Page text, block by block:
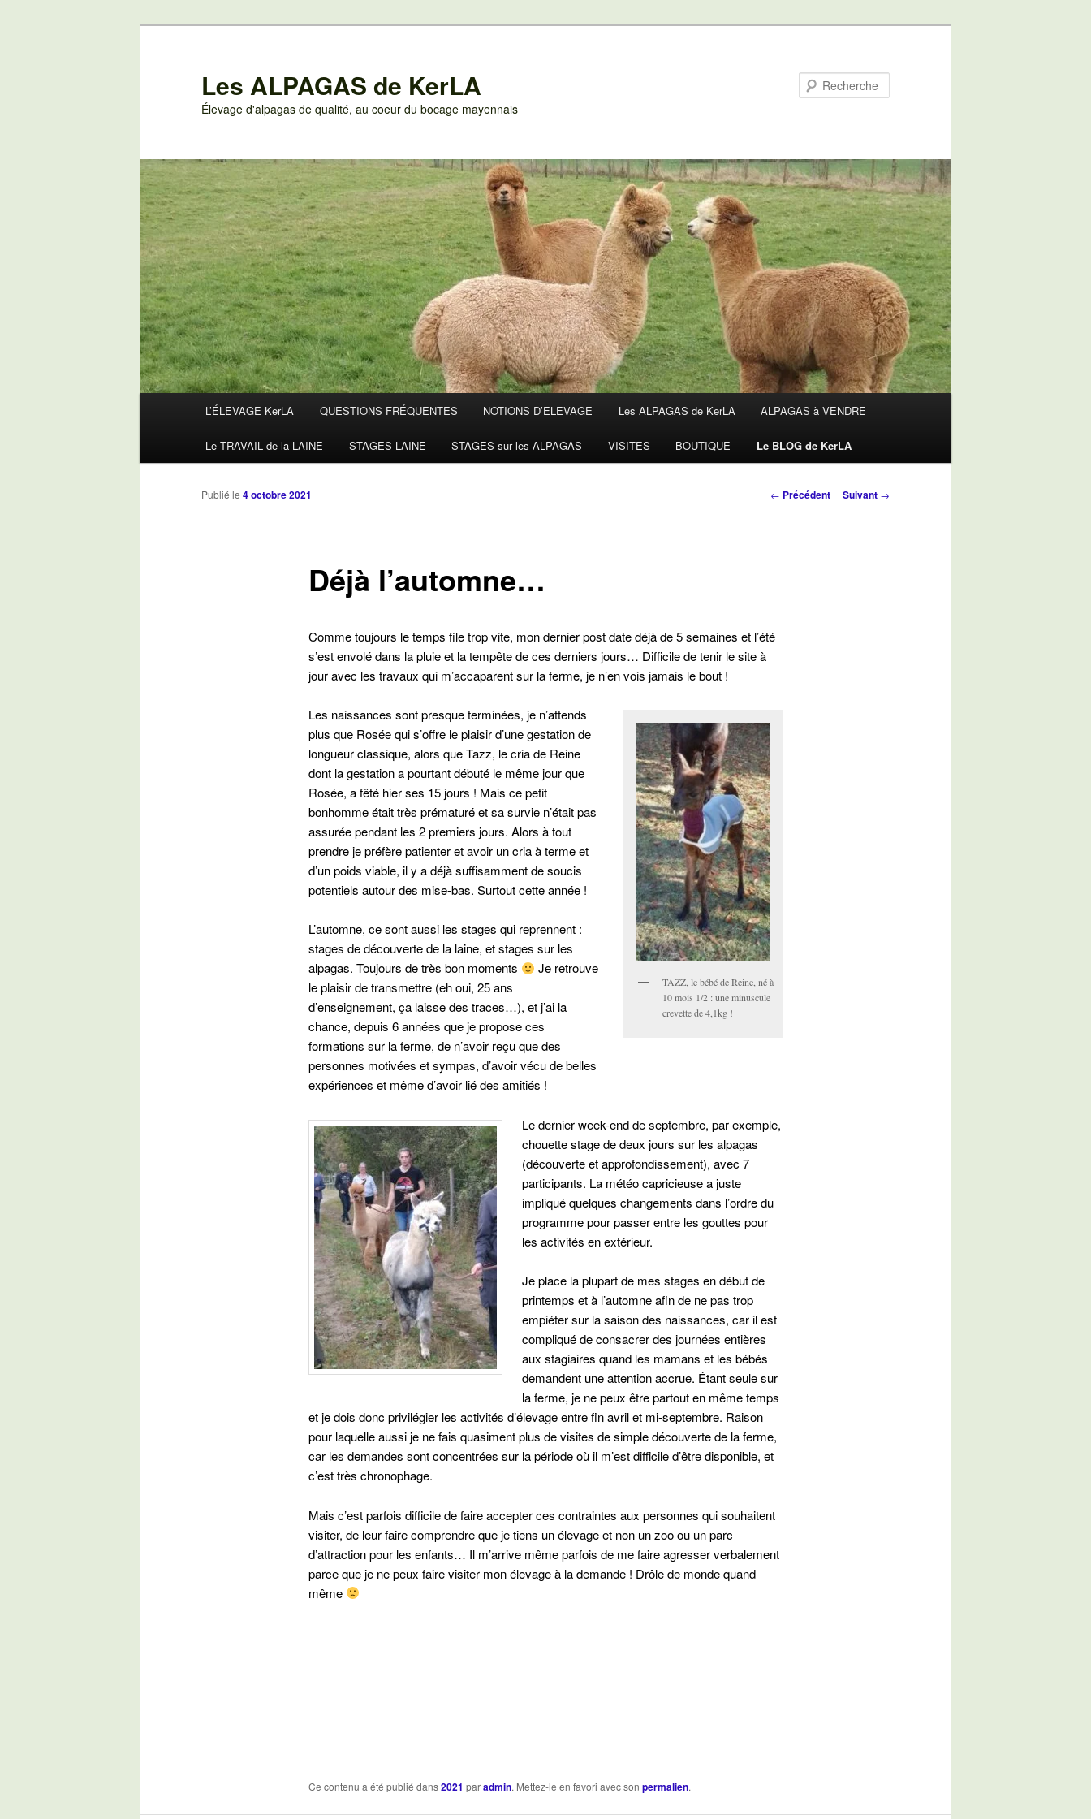
Les ALPAGAS de KerLA
Élevage d'alpagas de qualité, au coeur du bocage mayennais
L’ÉLEVAGE KerLA QUESTIONS FRÉQUENTES NOTIONS D’ELEVAGE Les ALPAGAS de KerLA ALPAGAS à VENDRE
Le TRAVAIL de la LAINE STAGES LAINE STAGES sur les ALPAGAS VISITES BOUTIQUE Le BLOG de KerLA
Navigation
← Précédent Suivant →
Déjà l’automne…
Publié le 4 octobre 2021
Comme toujours le temps file trop vite, mon dernier post date déjà de 5 semaines et l’été
s’est envolé dans la pluie et la tempête de ces derniers jours… Difficile de tenir le site à
jour avec les travaux qui m’accaparent sur la ferme, je n’en vois jamais le bout !
TAZZ, le bébé de Reine, né à
10 mois 1/2 : une minuscule
crevette de 4,1kg !
Les naissances sont presque terminées, je n’attends
plus que Rosée qui s’offre le plaisir d’une gestation de
longueur classique, alors que Tazz, le cria de Reine
dont la gestation a pourtant débuté le même jour que
Rosée, a fêté hier ses 15 jours ! Mais ce petit
bonhomme était très prématuré et sa survie n’était pas
assurée pendant les 2 premiers jours. Alors à tout
prendre je préfère patienter et avoir un cria à terme et
d’un poids viable, il y a déjà suffisamment de soucis
potentiels autour des mise-bas. Surtout cette année !
L’automne, ce sont aussi les stages qui reprennent :
stages de découverte de la laine, et stages sur les
alpagas. Toujours de très bon moments
Je retrouve
le plaisir de transmettre (eh oui, 25 ans
d’enseignement, ça laisse des traces…), et j’ai la
chance, depuis 6 années que je propose ces
formations sur la ferme, de n’avoir reçu que des
personnes motivées et sympas, d’avoir vécu de belles
expériences et même d’avoir lié des amitiés !
Le dernier week-end de septembre, par exemple,
chouette stage de deux jours sur les alpagas
(découverte et approfondissement), avec 7
participants. La météo capricieuse a juste
impliqué quelques changements dans l’ordre du
programme pour passer entre les gouttes pour
les activités en extérieur.
Je place la plupart de mes stages en début de
printemps et à l’automne afin de ne pas trop
empiéter sur la saison des naissances, car il est
compliqué de consacrer des journées entières
aux stagiaires quand les mamans et les bébés
demandent une attention accrue. Étant seule sur
la ferme, je ne peux être partout en même temps
et je dois donc privilégier les activités d’élevage entre fin avril et mi-septembre. Raison
pour laquelle aussi je ne fais quasiment plus de visites de simple découverte de la ferme,
car les demandes sont concentrées sur la période où il m’est difficile d’être disponible, et
c’est très chronophage.
Mais c’est parfois difficile de faire accepter ces contraintes aux personnes qui souhaitent
visiter, de leur faire comprendre que je tiens un élevage et non un zoo ou un parc
d’attraction pour les enfants… Il m’arrive même parfois de me faire agresser verbalement
parce que je ne peux faire visiter mon élevage à la demande ! Drôle de monde quand
même
Ce contenu a été publié dans2021 paradmin. Mettez-le en favori avec son permalien.